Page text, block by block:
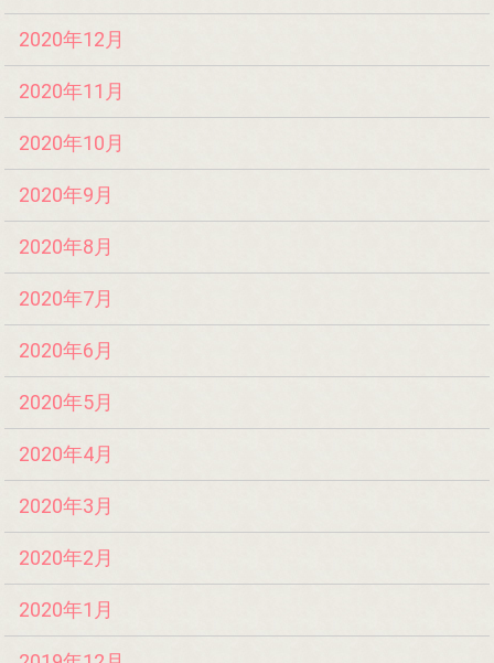
2020年12月
2020年11月
2020年10月
2020年9月
2020年8月
2020年7月
2020年6月
2020年5月
2020年4月
2020年3月
2020年2月
2020年1月